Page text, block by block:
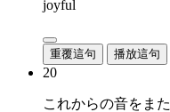
joyful
重覆這句 播放這句
20
これからの音をま